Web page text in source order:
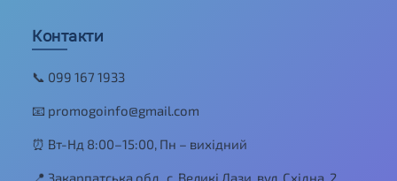
Контакти
📞 099 167 1933
📧 promogoinfo@gmail.com
⏰ Вт-Нд 8:00–15:00, Пн – вихідний
📍 Закарпатська обл., с. Великі Лази, вул. Східна, 2